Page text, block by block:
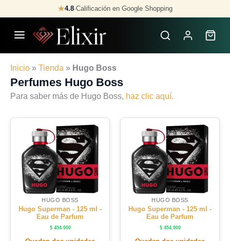
to
content
★4.8·Calificación en Google Shopping
Inicio » Tienda » Hugo Boss
Perfumes Hugo Boss
Para saber más de Hugo Boss, haz clic aquí.
HUGO BOSS
Hugo Superman - 125 ml -
Eau de Parfum
$454.000
HUGO BOSS
Hugo Superman - 125 ml -
Eau de Parfum
$454.000